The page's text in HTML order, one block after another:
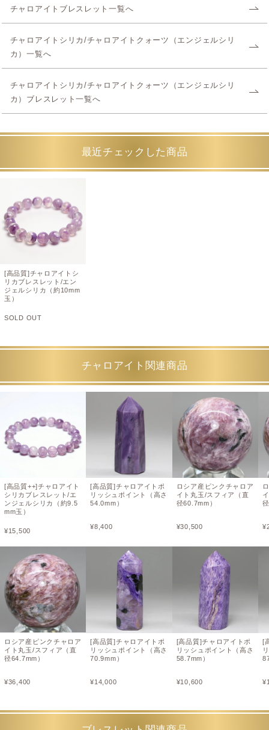
チャロアイトブレスレット一覧へ
チャロアイトシリカ/チャロアイトクォーツ（エンジェルシリ
カ）一覧へ
チャロアイトシリカ/チャロアイトクォーツ（エンジェルシリ
カ）ブレスレット一覧へ
最近チェックした商品
[高品質]チャロアイトシ
リカブレスレット/エン
ジェルシリカ（約10mm
玉）
SOLD OUT
チャロアイト関連商品
[高品質++]チャロアイト
シリカブレスレット/エ
ンジェルシリカ（約9.5
mm玉）
¥15,500
ロシア産ピンクチャロア
イト丸玉/スフィア（直
径64.7mm）
¥36,400
[高品質]チャロアイトポ
リッシュポイント（高さ
54.0mm）
¥8,400
[高品質]チャロアイトポ
リッシュポイント（高さ
70.9mm）
¥14,000
ロシア産ピンクチャロア
イト丸玉/スフィア（直
径60.7mm）
¥30,500
[高品質]チャロアイトポ
リッシュポイント（高さ
58.7mm）
¥10,600
¥
[
¥